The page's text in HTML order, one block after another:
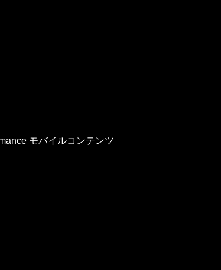
モバイルコンテンツ